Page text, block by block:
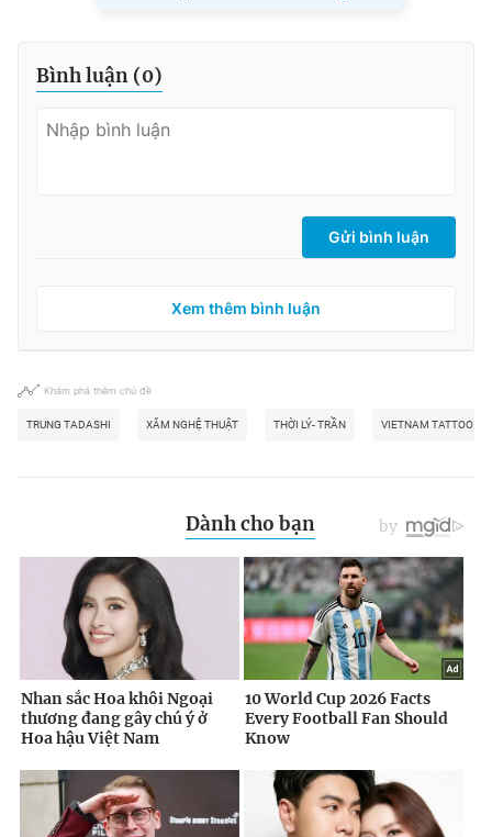
Bình luận (0)
Gửi bình luận
Xem thêm bình luận
Khám phá thêm chủ đề
TRUNG TADASHI XĂM NGHỆ THUẬT THỜI LÝ- TRẦN VIETNAM TATTOO